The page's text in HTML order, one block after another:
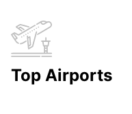
Top Airports